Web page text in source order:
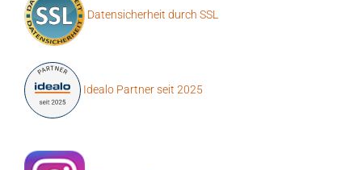
Datensicherheit durch SSL
Idealo Partner seit 2025